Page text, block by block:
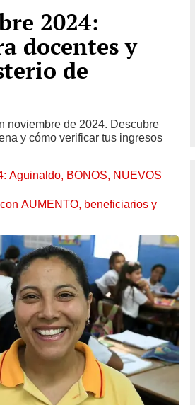
2024:
docentes y
de
noviembre de 2024. Descubre
y cómo verificar tus ingresos
Aguinaldo, BONOS, NUEVOS
AUMENTO, beneficiarios y